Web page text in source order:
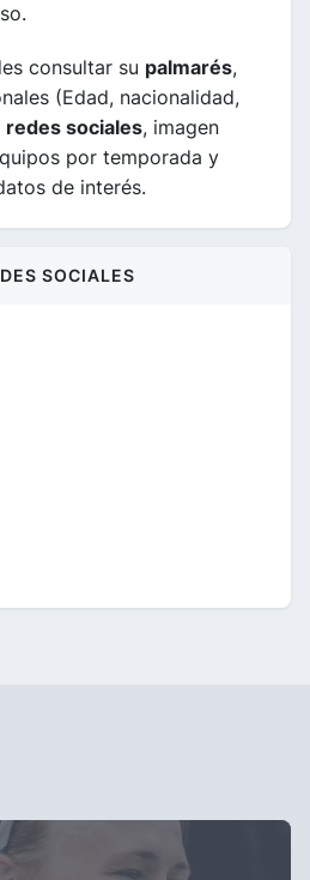
consultar su palmarés,
(Edad, nacionalidad,
redes sociales, imagen
por temporada y
de interés.
SOCIALES